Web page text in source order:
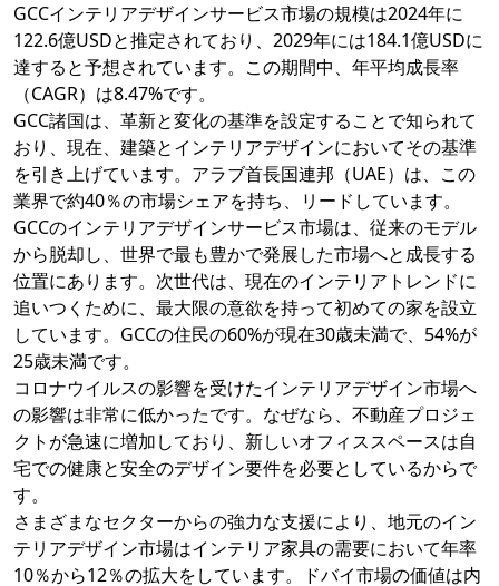
GCCインテリアデザインサービス市場の規模は2024年に
122.6億USDと推定されており、2029年には184.1億USDに
達すると予想されています。この期間中、年平均成長率
（CAGR）は8.47%です。
GCC諸国は、革新と変化の基準を設定することで知られて
おり、現在、建築とインテリアデザインにおいてその基準
を引き上げています。アラブ首長国連邦（UAE）は、この
業界で約40％の市場シェアを持ち、リードしています。
GCCのインテリアデザインサービス市場は、従来のモデル
から脱却し、世界で最も豊かで発展した市場へと成長する
位置にあります。次世代は、現在のインテリアトレンドに
追いつくために、最大限の意欲を持って初めての家を設立
しています。GCCの住民の60%が現在30歳未満で、54%が
25歳未満です。
コロナウイルスの影響を受けたインテリアデザイン市場へ
の影響は非常に低かったです。なぜなら、不動産プロジェ
クトが急速に増加しており、新しいオフィススペースは自
宅での健康と安全のデザイン要件を必要としているからで
す。
さまざまなセクターからの強力な支援により、地元のイン
テリアデザイン市場はインテリア家具の需要において年率
10％から12％の拡大をしています。ドバイ市場の価値は内